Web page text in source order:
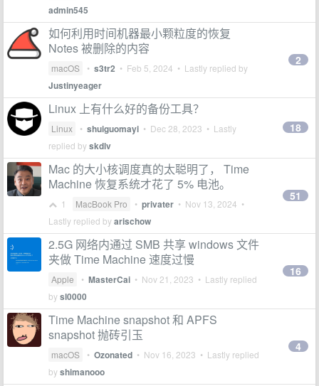
admin545
如何利用时间机器最小颗粒度的恢复
Notes 被删除的内容
macOS • s3tr2 • Feb 5, 2024 • Lastly replied by
Justinyeager
2
Linux 上有什么好的备份工具？
Linux • shuiguomayi • Dec 28, 2023 • Lastly
replied byskdlv
18
Mac 的大小核调度真的太聪明了， Time
Machine 恢复系统才花了 5% 电池。
1 MacBook Pro • privater • Nov 13, 2024 •
Lastly replied byarischow
51
2.5G 网络内通过 SMB 共享 windows 文件
夹做 Time Machine 速度过慢
Apple • MasterCai • Nov 21, 2023 • Lastly replied
bysl0000
16
Time Machine snapshot 和 APFS
snapshot 抛砖引玉
macOS • Ozonated • Nov 16, 2023 • Lastly replied
byshimanooo
4